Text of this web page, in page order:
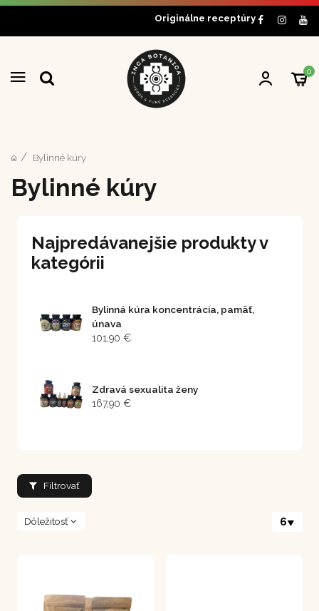
Originálne receptúry
0
Bylinné kúry
Bylinné kúry
Najpredávanejšie produkty v
kategórii
Bylinná kúra koncentrácia, pamäť,
únava
101,90 €
Zdravá sexualita ženy
167,90 €
Filtrovať
Dôležitosť 6